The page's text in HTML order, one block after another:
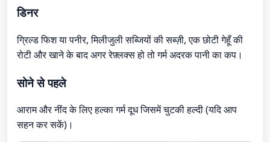
डिनर
ग्रिल्ड फिश या पनीर, मिलीजुली सब्जियों की सब्ज़ी, एक छोटी गेहूँ की
रोटी और खाने के बाद अगर रेफ़्लक्स हो तो गर्म अदरक पानी का कप।
सोने से पहले
आराम और नींद के लिए हल्का गर्म दूध जिसमें चुटकी हल्दी (यदि आप
सहन कर सकें)।